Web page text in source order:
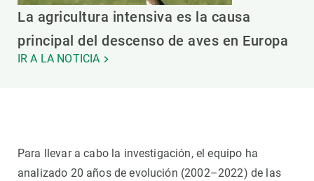
La agricultura intensiva es la causa
principal del descenso de aves en Europa
IR A LA NOTICIA
Para llevar a cabo la investigación, el equipo ha
analizado 20 años de evolución (2002–2022) de las